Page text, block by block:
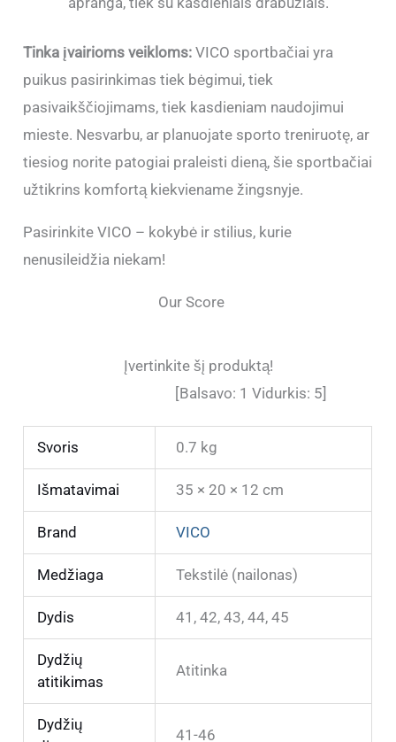
Tinka įvairioms veikloms: VICO sportbačiai yra
puikus pasirinkimas tiek bėgimui, tiek
pasivaikščiojimams, tiek kasdieniam naudojimui
mieste. Nesvarbu, ar planuojate sporto treniruotę, ar
tiesiog norite patogiai praleisti dieną, šie sportbačiai
užtikrins komfortą kiekviename žingsnyje.
Pasirinkite VICO – kokybė ir stilius, kurie
nenusileidžia niekam!
Our Score
Įvertinkite šį produktą!
[Balsavo: 1 Vidurkis: 5]
Svoris 0.7 kg
Išmatavimai 35 × 20 × 12 cm
Brand VICO
Medžiaga Tekstilė (nailonas)
Dydis 41, 42, 43, 44, 45
Dydžių
atitikimas
Atitinka
Dydžių
41-46